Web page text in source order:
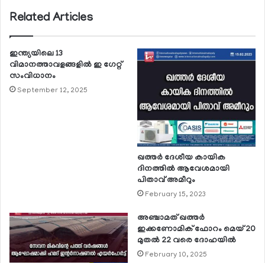
Related Articles
ഇന്ത്യയിലെ 13
വിമാനത്താവളങ്ങളില്‍ ഇ ഗേറ്റ്
സംവിധാനം
September 12, 2025
ഖത്തര്‍ ദേശീയ കായിക
ദിനത്തില്‍ ആവേശമായി
പിതാവ് അമീറും
February 15, 2023
അഞ്ചാമത് ഖത്തര്‍
ഇക്കണോമിക് ഫോറം മെയ് 20
മുതല്‍ 22 വരെ ദോഹയില്‍
February 10, 2025